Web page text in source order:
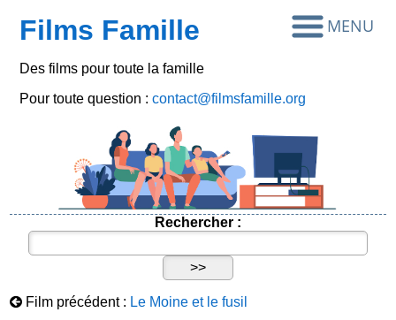
Films Famille
Des films pour toute la famille
Pour toute question :contact@filmsfamille.org
Rechercher :
Film précédent : Le Moine et le fusil